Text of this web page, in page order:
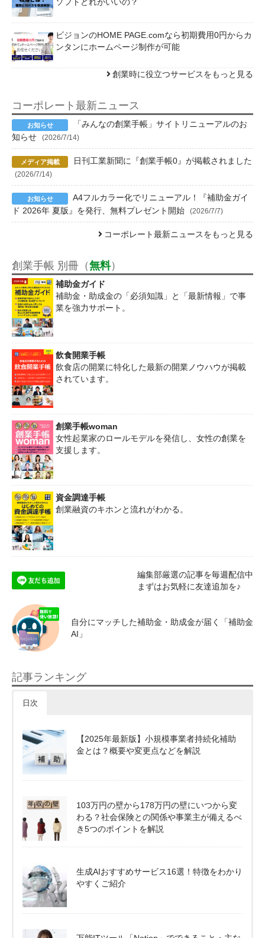
ビジョンのHOME PAGE.comなら初期費用0円からカ
ンタンにホームページ制作が可能
創業時に役立つサービスをもっと見る
コーポレート最新ニュース
「みんなの創業手帳」サイトリニューアルのお
知らせ
(2026/7/14)
日刊工業新聞に『創業手帳0』が掲載されました
(2026/7/14)
A4フルカラー化でリニューアル！『補助金ガイ
ド 2026年 夏版』を発行、無料プレゼント開始
(2026/7/7)
コーポレート最新ニュースをもっと見る
創業手帳 別冊（無料）
補助金ガイド
補助金・助成金の「必須知識」と「最新情報」で事
業を強力サポート。
飲食開業手帳
飲食店の開業に特化した最新の開業ノウハウが掲載
されています。
創業手帳woman
女性起業家のロールモデルを発信し、女性の創業を
支援します。
資金調達手帳
創業融資のキホンと流れがわかる。
編集部厳選の記事を毎週配信中
まずはお気軽に友達追加を♪
自分にマッチした補助金・助成金が届く「補助金
AI」
記事ランキング
日次
【2025年最新版】小規模事業者持続化補助
金とは？概要や変更点などを解説
103万円の壁から178万円の壁にいつから変
わる？社会保険との関係や事業主が備えるべ
き5つのポイントを解説
生成AIおすすめサービス16選！特徴をわかり
やすくご紹介